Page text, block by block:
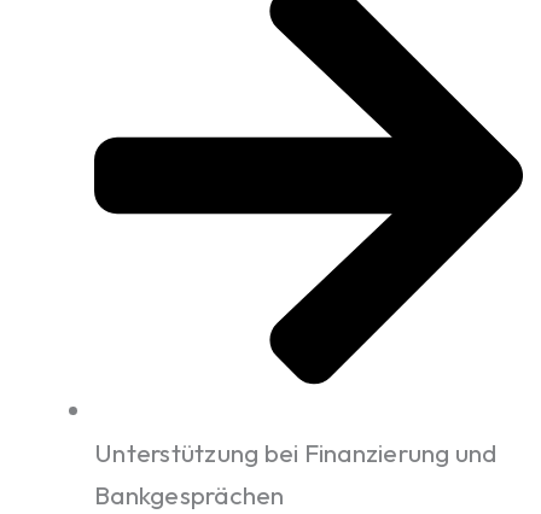
Unterstützung bei Finanzierung und
Bankgesprächen